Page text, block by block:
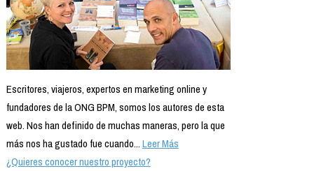
Escritores, viajeros, expertos en marketing online y
fundadores de la ONG BPM, somos los autores de esta
web. Nos han definido de muchas maneras, pero la que
más nos ha gustado fue cuando...Leer Más
¿Quieres conocer nuestro proyecto?